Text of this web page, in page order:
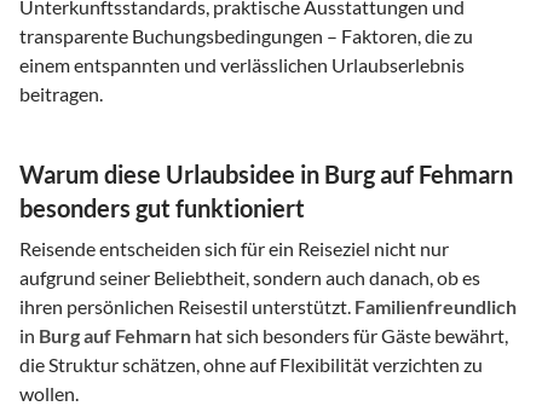
Unterkunftsstandards, praktische Ausstattungen und
transparente Buchungsbedingungen – Faktoren, die zu
einem entspannten und verlässlichen Urlaubserlebnis
beitragen.
Warum diese Urlaubsidee in Burg auf Fehmarn
besonders gut funktioniert
Reisende entscheiden sich für ein Reiseziel nicht nur
aufgrund seiner Beliebtheit, sondern auch danach, ob es
ihren persönlichen Reisestil unterstützt. Familienfreundlich
in Burg auf Fehmarn hat sich besonders für Gäste bewährt,
die Struktur schätzen, ohne auf Flexibilität verzichten zu
wollen.